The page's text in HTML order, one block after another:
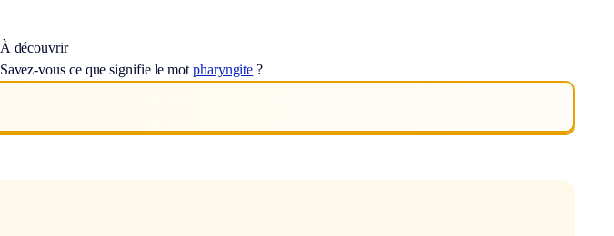
À découvrir
Savez-vous ce que signifie le mot pharyngite ?